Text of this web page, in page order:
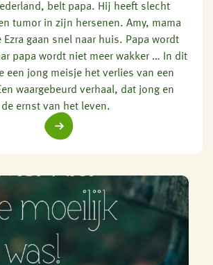
belt papa. Hij heeft slecht
tumor in zijn hersenen. Amy, mama
Ezra gaan snel naar huis. Papa wordt
papa wordt niet meer wakker … In dit
een jong meisje het verlies van een
waargebeurd verhaal, dat jong en
ernst van het leven.